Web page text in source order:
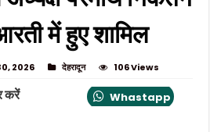
में हुए शामिल
2026 देहरादून 106 Views
करें
Whastapp